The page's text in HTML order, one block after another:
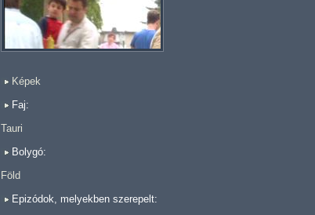
Képek
Faj:
Tauri
Bolygó:
Föld
Epizódok, melyekben szerepelt: